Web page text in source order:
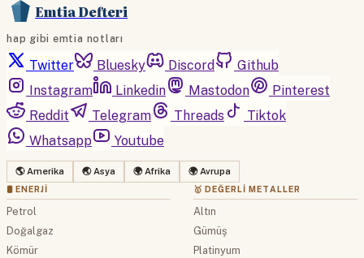
Emtia Defteri
hap gibi emtia notları
Twitter Bluesky Discord
Github
Instagram
Linkedin Mastodon
Pinterest
Reddit
Telegram Threads
Tiktok
Whatsapp
Youtube
🌎 Amerika 🌏 Asya 🌍 Afrika 🌍 Avrupa
🛢 ENERJI
Petrol
Doğalgaz
Kömür
🥇 DEĞERLI METALLER
Altın
Gümüş
Platinyum